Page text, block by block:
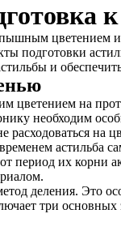
цветением
подготовки
и
цветением на
необходим
расходоваться
астильба
период их корни
деления. Это
три основных